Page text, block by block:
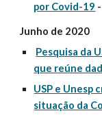
por Covid-19
Junho de 2020
Pesquisa da
que reúne
USP e Unesp
situação da